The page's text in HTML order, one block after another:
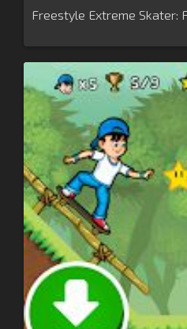
Freestyle Extreme Skater: